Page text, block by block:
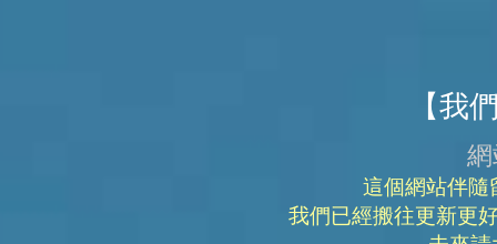
【我
這個網站伴隨
我們已經搬往更新更